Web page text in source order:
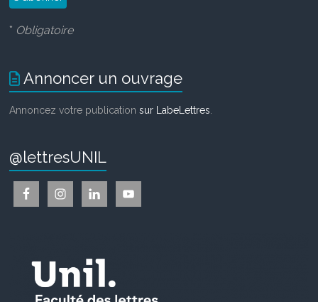
* Obligatoire
Annoncer un ouvrage
Annoncez votre publicationsur LabeLettres
@lettresUNIL